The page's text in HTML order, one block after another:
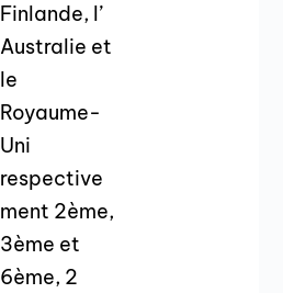
Finlande, l’
Australie et
le
Royaume-
Uni
respective
ment 2ème,
3ème et
6ème, 2